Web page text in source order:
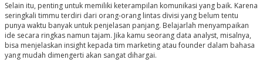
Selain itu, penting untuk memiliki keterampilan komunikasi yang baik. Karena
seringkali timmu terdiri dari orang-orang lintas divisi yang belum tentu
punya waktu banyak untuk penjelasan panjang. Belajarlah menyampaikan
ide secara ringkas namun tajam. Jika kamu seorang data analyst, misalnya,
bisa menjelaskan insight kepada tim marketing atau founder dalam bahasa
yang mudah dimengerti akan sangat dihargai.